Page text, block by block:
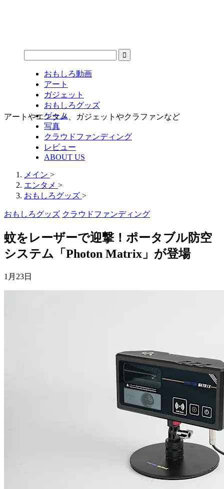
アートやエンタメ、ガジェットやクラファンなど
おもしろ動画
アート
ガジェット
おもしろグッズ
ゲーム
写真
クラウドファンディング
レビュー
ABOUT US
メイン >
エンタメ >
おもしろグッズ >
おもしろグッズ クラウドファンディング
蚊をレーザーで迎撃！ポータブル防空
システム「Photon Matrix」が登場
1月23日